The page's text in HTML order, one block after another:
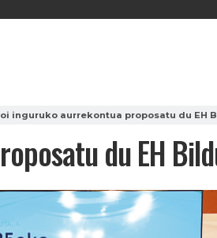
inguruko aurrekontua proposatu du EH
du EH